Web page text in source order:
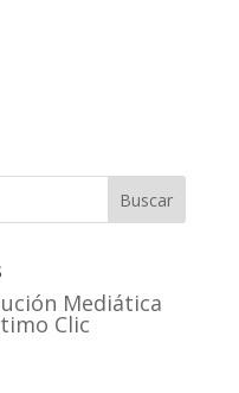
Buscar
Mediática
Clic